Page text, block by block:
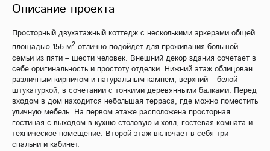
Описание проекта
Просторный двухэтажный коттедж с несколькими эркерами общей
площадью 156 м2 отлично подойдет для проживания большой
семьи из пяти – шести человек. Внешний декор здания сочетает в
себе оригинальность и простоту отделки. Нижний этаж облицован
различным кирпичом и натуральным камнем, верхний – белой
штукатуркой, в сочетании с тонкими деревянными балками. Перед
входом в дом находится небольшая терраса, где можно поместить
уличную мебель. На первом этаже расположена просторная
гостиная с выходом в кухню-столовую и холл, гостевая комната и
техническое помещение. Второй этаж включает в себя три
спальни и кабинет.